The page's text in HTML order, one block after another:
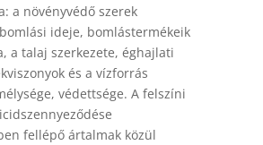
a növényvédő szerek
ideje, bomlástermékeik
a talaj szerkezete, éghajlati
és a vízforrás
védettsége. A felszíni
fellépő ártalmak közül